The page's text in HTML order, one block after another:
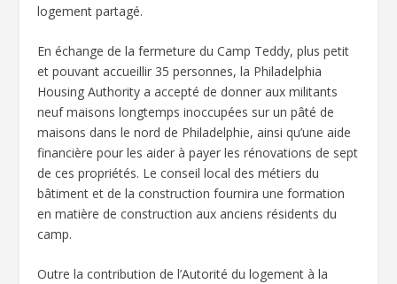
logement partagé.
En échange de la fermeture du Camp Teddy, plus petit
et pouvant accueillir 35 personnes, la Philadelphia
Housing Authority a accepté de donner aux militants
neuf maisons longtemps inoccupées sur un pâté de
maisons dans le nord de Philadelphie, ainsi qu’une aide
financière pour les aider à payer les rénovations de sept
de ces propriétés. Le conseil local des métiers du
bâtiment et de la construction fournira une formation
en matière de construction aux anciens résidents du
camp.
Outre la contribution de l’Autorité du logement à la